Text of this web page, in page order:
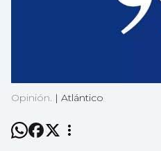
Opinión. | Atlántico